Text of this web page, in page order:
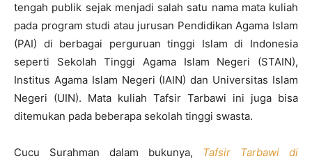
tengah publik sejak menjadi salah satu nama mata kuliah
pada program studi atau jurusan Pendidikan Agama Islam
(PAI) di berbagai perguruan tinggi Islam di Indonesia
seperti Sekolah Tinggi Agama Islam Negeri (STAIN),
Institus Agama Islam Negeri (IAIN) dan Universitas Islam
Negeri (UIN). Mata kuliah Tafsir Tarbawi ini juga bisa
ditemukan pada beberapa sekolah tinggi swasta.
Cucu Surahman dalam bukunya, Tafsir Tarbawi di